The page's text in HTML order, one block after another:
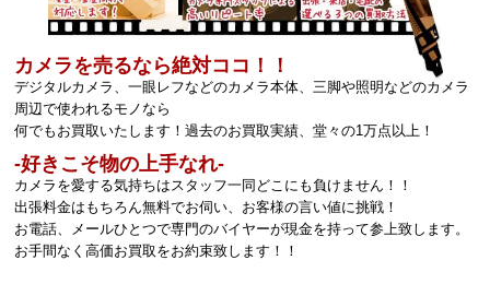
カメラを売るなら絶対ココ！！
デジタルカメラ、一眼レフなどのカメラ本体、三脚や照明などのカメラ
周辺で使われるモノなら
何でもお買取いたします！過去のお買取実績、堂々の1万点以上！
‐好きこそ物の上手なれ‐
カメラを愛する気持ちはスタッフ一同どこにも負けません！！
出張料金はもちろん無料でお伺い、お客様の言い値に挑戦！
お電話、メールひとつで専門のバイヤーが現金を持って参上致します。
お手間なく高価お買取をお約束致します！！